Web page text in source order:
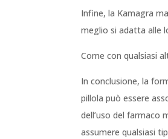
Infine, la Kamagra
meglio si adatta alle
Come con qualsiasi
In conclusione, la
pillola può essere
dell’uso del farmaco
assumere qualsiasi